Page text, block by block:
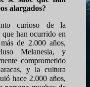
alargados?
curioso de la
que han ocurrido en
de 2.000 años,
Melanesia, y
comprometido
y la cultura
hace 2.000 años,